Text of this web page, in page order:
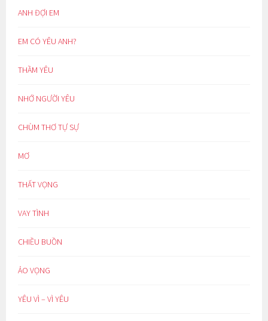
ANH ĐỢI EM
EM CÓ YÊU ANH?
THẦM YÊU
NHỚ NGƯỜI YÊU
CHÙM THƠ TỰ SỰ
MƠ
THẤT VỌNG
VAY TÌNH
CHIỀU BUỒN
ẢO VỌNG
YÊU VÌ – VÌ YÊU